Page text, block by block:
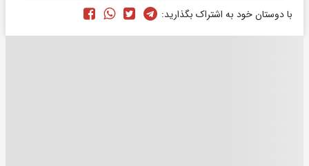
با دوستان خود به اشتراک بگذارید: